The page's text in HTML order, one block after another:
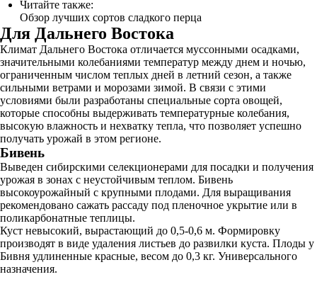
Читайте также:
Обзор лучших сортов сладкого перца
Для Дальнего Востока
Климат Дальнего Востока отличается муссонными осадками,
значительными колебаниями температур между днем и ночью,
ограниченным числом теплых дней в летний сезон, а также
сильными ветрами и морозами зимой. В связи с этими
условиями были разработаны специальные сорта овощей,
которые способны выдерживать температурные колебания,
высокую влажность и нехватку тепла, что позволяет успешно
получать урожай в этом регионе.
Бивень
Выведен сибирскими селекционерами для посадки и получения
урожая в зонах с неустойчивым теплом. Бивень
высокоурожайный с крупными плодами. Для выращивания
рекомендовано сажать рассаду под пленочное укрытие или в
поликарбонатные теплицы.
Куст невысокий, вырастающий до 0,5-0,6 м. Формировку
производят в виде удаления листьев до развилки куста. Плоды у
Бивня удлиненные красные, весом до 0,3 кг. Универсального
назначения.